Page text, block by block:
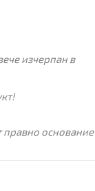
изчерпан в
правно основание